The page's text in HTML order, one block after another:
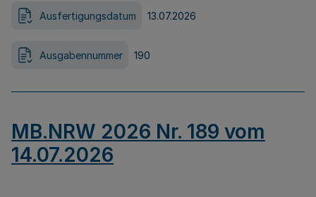
Ausfertigungsdatum 13.07.2026
Ausgabennummer 190
MB.NRW 2026 Nr. 189 vom
14.07.2026